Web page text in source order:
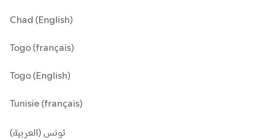
Chad (English)
Togo (français)
Togo (English)
Tunisie (français)
تونس (العربية)